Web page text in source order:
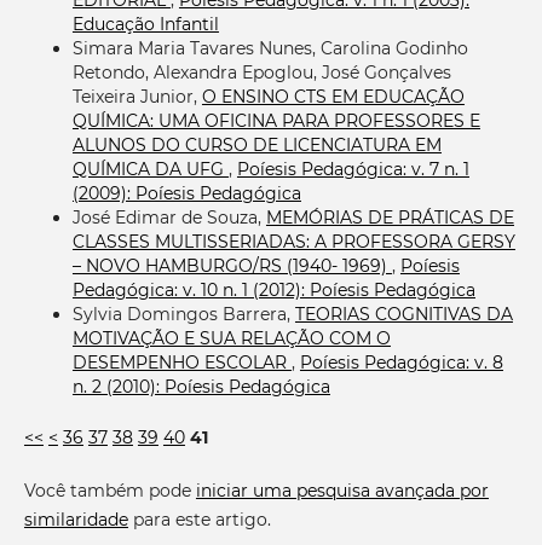
Educação Infantil
Simara Maria Tavares Nunes, Carolina Godinho
Retondo, Alexandra Epoglou, José Gonçalves
Teixeira Junior, O ENSINO CTS EM EDUCAÇÃO
QUÍMICA: UMA OFICINA PARA PROFESSORES E
ALUNOS DO CURSO DE LICENCIATURA EM
QUÍMICA DA UFG , Poíesis Pedagógica: v. 7 n. 1
(2009): Poíesis Pedagógica
José Edimar de Souza, MEMÓRIAS DE PRÁTICAS DE
CLASSES MULTISSERIADAS: A PROFESSORA GERSY
– NOVO HAMBURGO/RS (1940- 1969) , Poíesis
Pedagógica: v. 10 n. 1 (2012): Poíesis Pedagógica
Sylvia Domingos Barrera, TEORIAS COGNITIVAS DA
MOTIVAÇÃO E SUA RELAÇÃO COM O
DESEMPENHO ESCOLAR , Poíesis Pedagógica: v. 8
n. 2 (2010): Poíesis Pedagógica
<< < 36 37 38 39 40 41
Você também pode iniciar uma pesquisa avançada por
similaridadepara este artigo.